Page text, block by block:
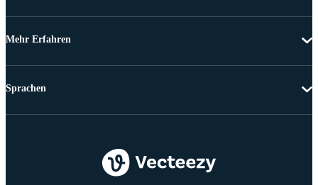
Mehr Erfahren
Sprachen